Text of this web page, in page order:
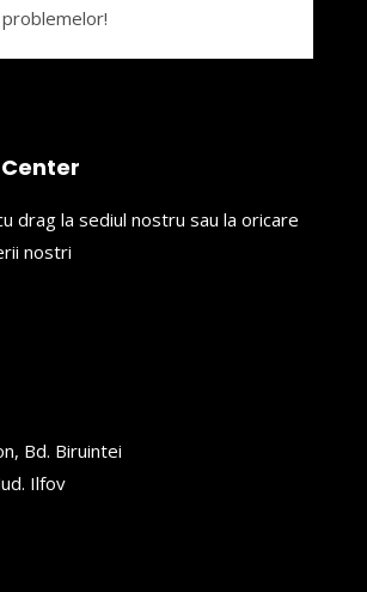
drag la sediul nostru sau la oricare
nostri
Bd. Biruintei
Ilfov